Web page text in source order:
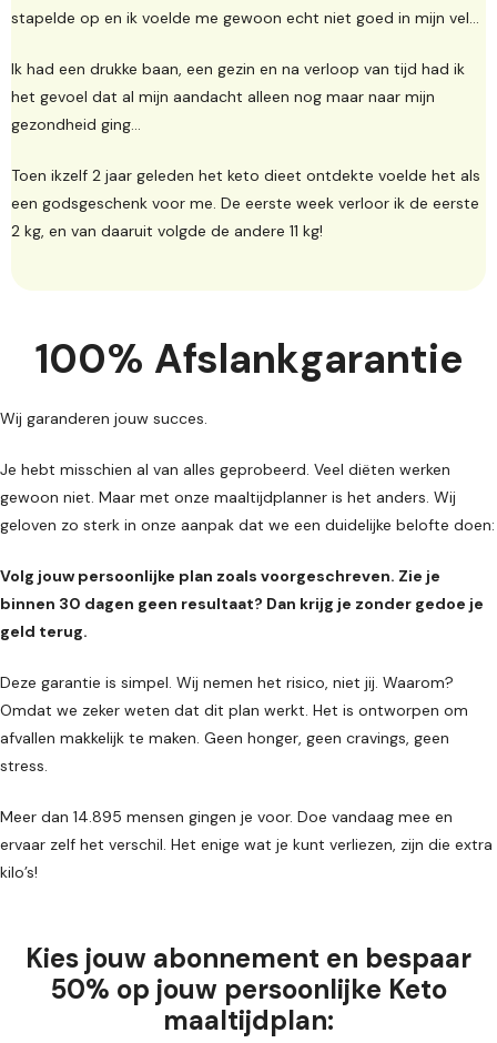
stapelde op en ik voelde me gewoon echt niet goed in mijn vel…
Ik had een drukke baan, een gezin en na verloop van tijd had ik
het gevoel dat al mijn aandacht alleen nog maar naar mijn
gezondheid ging…
Toen ikzelf 2 jaar geleden het keto dieet ontdekte voelde het als
een godsgeschenk voor me. De eerste week verloor ik de eerste
2 kg, en van daaruit volgde de andere 11 kg!
100% Afslankgarantie
Wij garanderen jouw succes.
Je hebt misschien al van alles geprobeerd. Veel diëten werken
gewoon niet. Maar met onze maaltijdplanner is het anders. Wij
geloven zo sterk in onze aanpak dat we een duidelijke belofte doen:
Volg jouw persoonlijke plan zoals voorgeschreven. Zie je
binnen 30 dagen geen resultaat? Dan krijg je zonder gedoe je
geld terug.
Deze garantie is simpel. Wij nemen het risico, niet jij. Waarom?
Omdat we zeker weten dat dit plan werkt. Het is ontworpen om
afvallen makkelijk te maken. Geen honger, geen cravings, geen
stress.
Meer dan 14.895 mensen gingen je voor. Doe vandaag mee en
ervaar zelf het verschil. Het enige wat je kunt verliezen, zijn die extra
kilo’s!
Kies jouw abonnement en bespaar
50% op jouw persoonlijke Keto
maaltijdplan: